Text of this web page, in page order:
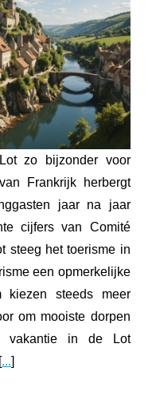
zo bijzonder voor
Frankrijk herbergt
jaar na jaar
cijfers van Comité
steeg het toerisme in
een opmerkelijke
kiezen steeds meer
om mooiste dorpen
vakantie in de Lot
...]